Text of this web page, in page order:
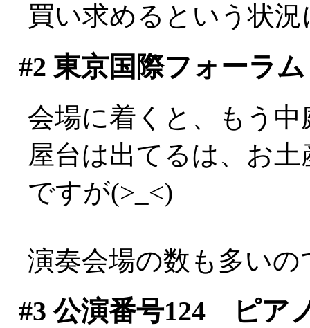
買い求めるという状
#2 東京国際フォーラム
会場に着くと、もう
屋台は出てるは、お
ですが(>_<)
演奏会場の数も多い
#3 公演番号124 ピア